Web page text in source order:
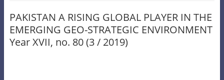
PAKISTAN A RISING GLOBAL PLAYER IN THE
EMERGING GEO-STRATEGIC ENVIRONMENT
Year XVII, no. 80 (3 / 2019)